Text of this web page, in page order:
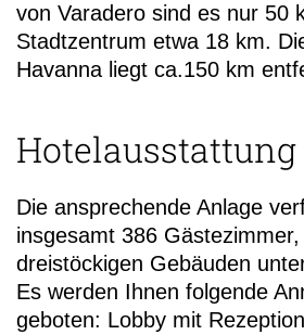
von Varadero sind es nur 50
Stadtzentrum etwa 18 km.
Havanna liegt ca.150 km
Hotelausstattung
Die ansprechende Anlage
insgesamt 386
dreistöckigen Gebäuden
Es werden Ihnen folgende
geboten: Lobby mit